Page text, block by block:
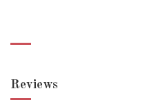
Reviews